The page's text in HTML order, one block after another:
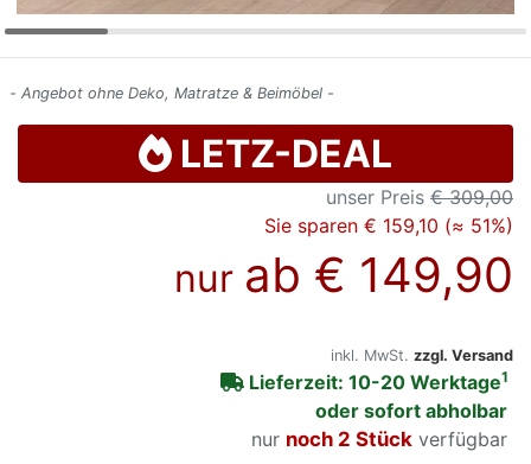
- Angebot ohne Deko, Matratze & Beimöbel -
LETZ-DEAL
unser Preis € 309,00
Sie sparen € 159,10 (≈ 51%)
nur ab € 149,90
inkl. MwSt. zzgl. Versand
Lieferzeit: 10-20 Werktage1
oder sofort abholbar
nur
noch 2 Stück verfügbar
Letz-
Deals